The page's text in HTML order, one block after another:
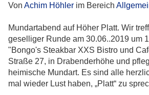
Von Achim Höhler im Bereich
Mundartabend auf Höher Platt. Wir
geselliger Runde am 30.06..2019 um
"Bongo's Steakbar XXS Bistro und
Straße 27, in Drabenderhöhe und
heimische Mundart. Es sind alle
mal wieder Lust haben, „Platt“ zu